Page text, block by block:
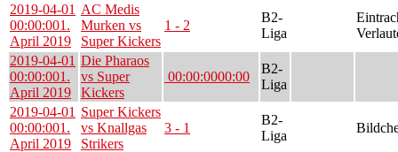
2019-04-01
00:00:001.
April 2019
AC Medis
Murken vs
Super Kickers
1 - 2
B2-
Liga
2019-04-01
00:00:001.
April 2019
Die Pharaos
vs Super
Kickers
00:00:0000:00
B2-
Liga
2019-04-01
00:00:001.
April 2019
Super Kickers
vs Knallgas
Strikers
3 - 1
B2-
Liga